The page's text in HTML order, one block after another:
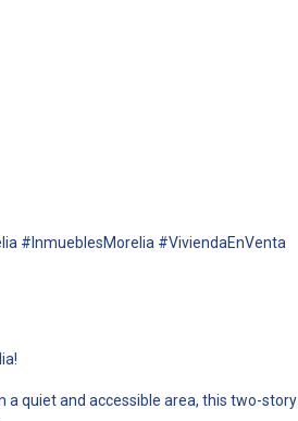
#InmueblesMorelia #ViviendaEnVenta
a quiet and accessible area, this two-story